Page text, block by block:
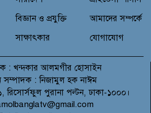
বিজ্ঞান ও প্রযুক্তি
সাক্ষাৎকার
আমাদের সম্পর্কে
যোগাযোগ
: খন্দকার আলমগীর হোসাইন
সম্পাদক : নিজামুল হক নাঈম
রিসোর্সফুল পুরানা পল্টন, ঢাকা-১০০০।